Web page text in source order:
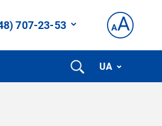
707-23-53
UA